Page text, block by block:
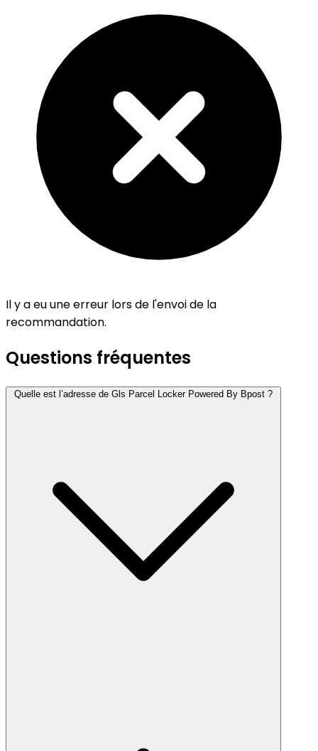
Il y a eu une erreur lors de l'envoi de la
recommandation.
Questions fréquentes
Quelle est l’adresse de Gls Parcel Locker Powered By Bpost ?